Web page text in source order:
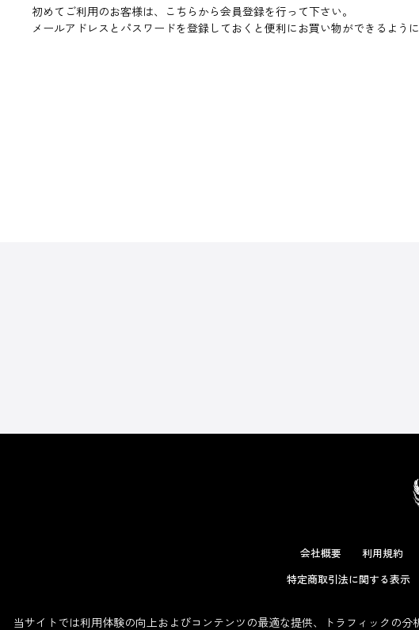
初めてご利用のお客様は、こちらから会員登録を行って下さい。
メールアドレスとパスワードを登録しておくと便利にお買い物ができるように
会社概要 利用規約
特定商取引法に関する表示
当サイトでは利用体験の向上およびコンテンツの最適な提供、トラフィックの分